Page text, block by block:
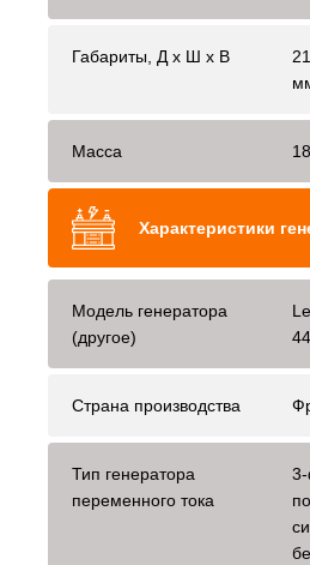
Габариты, Д x Ш x В
Масса
Характеристики
Модель генератора
(другое)
Страна производства
Тип генератора
переменного тока